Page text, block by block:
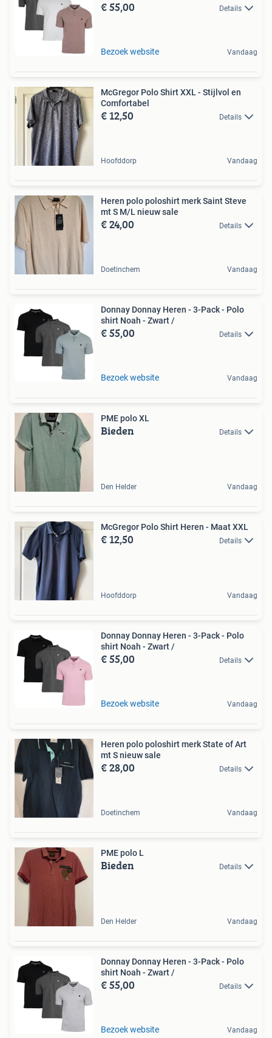
€ 55,00 Details
Bezoek website Vandaag
McGregor Polo Shirt XXL - Stijlvol en
Comfortabel
€ 12,50 Details
Hoofddorp Vandaag
Heren polo poloshirt merk Saint Steve
mt S M/L nieuw sale
€ 24,00 Details
Doetinchem Vandaag
Donnay Donnay Heren - 3-Pack - Polo
shirt Noah - Zwart /
€ 55,00 Details
Bezoek website Vandaag
PME polo XL
Bieden Details
Den Helder Vandaag
McGregor Polo Shirt Heren - Maat XXL
€ 12,50 Details
Hoofddorp Vandaag
Donnay Donnay Heren - 3-Pack - Polo
shirt Noah - Zwart /
€ 55,00 Details
Bezoek website Vandaag
Heren polo poloshirt merk State of Art
mt S nieuw sale
€ 28,00 Details
Doetinchem Vandaag
PME polo L
Bieden Details
Den Helder Vandaag
Donnay Donnay Heren - 3-Pack - Polo
shirt Noah - Zwart /
€ 55,00 Details
Bezoek website Vandaag